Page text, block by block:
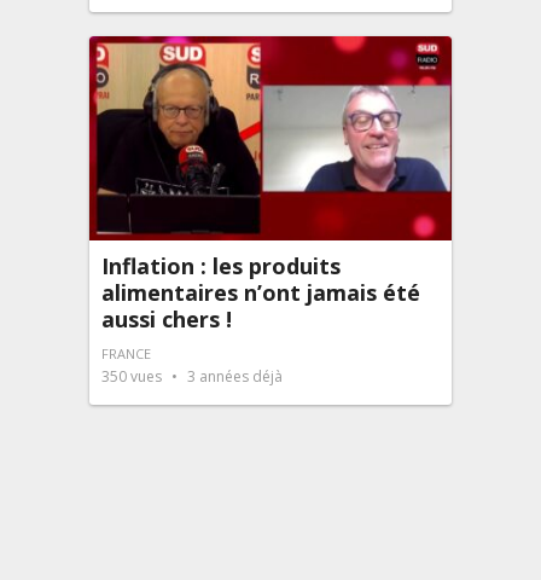
Inflation : les produits
alimentaires n’ont jamais été
aussi chers !
FRANCE
350vues 3 années déjà